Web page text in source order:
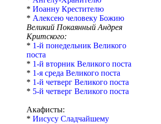
* Иоанну Крестителю
* Алексею человеку Божию
Великий Покаянный Андрея
Критского:
* 1-й понедельник Великого
поста
* 1-й вторник Великого поста
* 1-я среда Великого поста
* 1-й четверг Великого поста
* 5-й четверг Великого поста
Акафисты:
* Иисусу Сладчайшему